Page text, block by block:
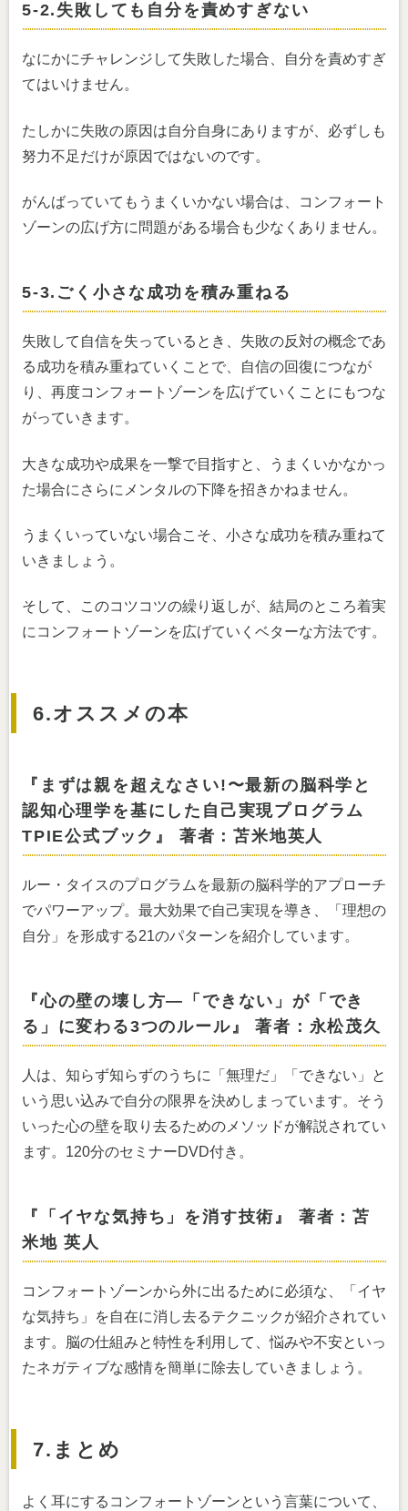
5-2.失敗しても自分を責めすぎない
なにかにチャレンジして失敗した場合、自分を責めすぎ
てはいけません。
たしかに失敗の原因は自分自身にありますが、必ずしも
努力不足だけが原因ではないのです。
がんばっていてもうまくいかない場合は、コンフォート
ゾーンの広げ方に問題がある場合も少なくありません。
5-3.ごく小さな成功を積み重ねる
失敗して自信を失っているとき、失敗の反対の概念であ
る成功を積み重ねていくことで、自信の回復につなが
り、再度コンフォートゾーンを広げていくことにもつな
がっていきます。
大きな成功や成果を一撃で目指すと、うまくいかなかっ
た場合にさらにメンタルの下降を招きかねません。
うまくいっていない場合こそ、小さな成功を積み重ねて
いきましょう。
そして、このコツコツの繰り返しが、結局のところ着実
にコンフォートゾーンを広げていくベターな方法です。
6.オススメの本
『まずは親を超えなさい!〜最新の脳科学と
認知心理学を基にした自己実現プログラム
TPIE公式ブック』 著者：苫米地英人
ルー・タイスのプログラムを最新の脳科学的アプローチ
でパワーアップ。最大効果で自己実現を導き、「理想の
自分」を形成する21のパターンを紹介しています。
『心の壁の壊し方—「できない」が「でき
る」に変わる3つのルール』 著者：永松茂久
人は、知らず知らずのうちに「無理だ」「できない」と
いう思い込みで自分の限界を決めしまっています。そう
いった心の壁を取り去るためのメソッドが解説されてい
ます。120分のセミナーDVD付き。
『「イヤな気持ち」を消す技術』 著者：苫
米地 英人
コンフォートゾーンから外に出るために必須な、「イヤ
な気持ち」を自在に消し去るテクニックが紹介されてい
ます。脳の仕組みと特性を利用して、悩みや不安といっ
たネガティブな感情を簡単に除去していきましょう。
7.まとめ
よく耳にするコンフォートゾーンという言葉について、